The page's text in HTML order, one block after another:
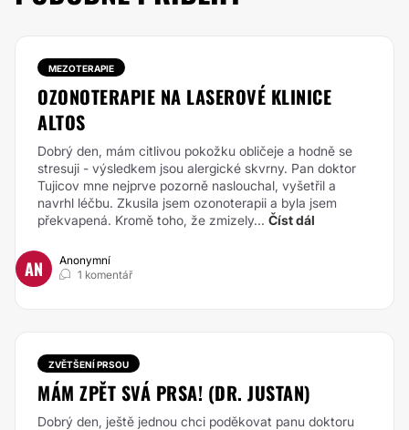
MEZOTERAPIE
OZONOTERAPIE NA LASEROVÉ KLINICE
ALTOS
Dobrý den, mám citlivou pokožku obličeje a hodně se
stresuji - výsledkem jsou alergické skvrny. Pan doktor
Tujicov mne nejprve pozorně naslouchal, vyšetřil a
navrhl léčbu. Zkusila jsem ozonoterapii a byla jsem
překvapená. Kromě toho, že zmizely... Číst dál
AN
Anonymní
1 komentář
ZVĚTŠENÍ PRSOU
MÁM ZPĚT SVÁ PRSA! (DR. JUSTAN)
Dobrý den, ještě jednou chci poděkovat panu doktoru